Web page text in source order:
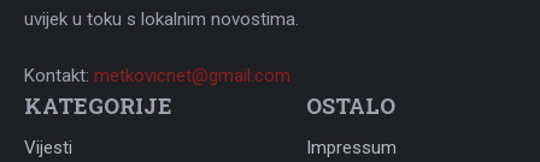
uvijek u toku s lokalnim novostima.
Kontakt: metkovicnet@gmail.com
KATEGORIJE
Vijesti
OSTALO
Impressum